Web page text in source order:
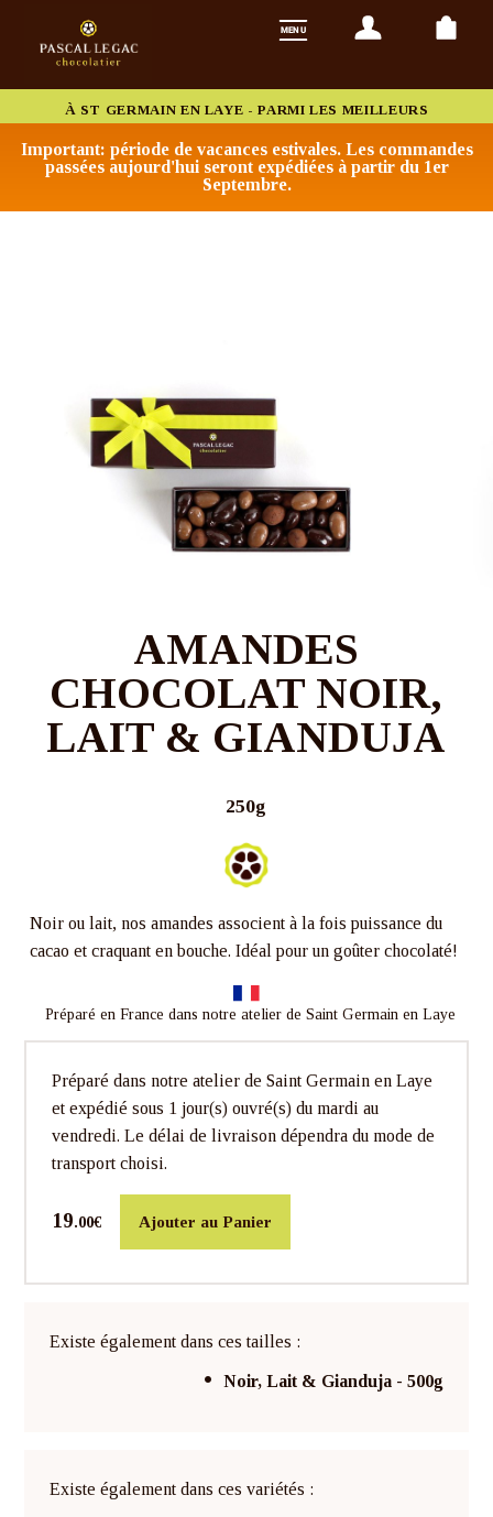
Important: période de vacances estivales. Les commandes
passées aujourd'hui seront expédiées à partir du 1er
Septembre.
À ST GERMAIN EN LAYE - PARMI LES MEILLEURS
AMANDES
CHOCOLAT NOIR,
LAIT & GIANDUJA
250g
Noir ou lait, nos amandes associent à la fois puissance du
cacao et craquant en bouche. Idéal pour un goûter chocolaté!
Préparé en France dans notre atelier de Saint Germain en Laye
Préparé dans notre atelier de Saint Germain en Laye
et expédié sous 1 jour(s) ouvré(s) du mardi au
vendredi. Le délai de livraison dépendra du mode de
transport choisi.
19.00€ Ajouter au Panier
Existe également dans ces tailles :
Noir, Lait & Gianduja - 500g
Existe également dans ces variétés :